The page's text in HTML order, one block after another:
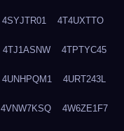
4SYJTR01 4T4UXTTO
4TJ1ASNW 4TPTYC45
4UNHPQM1 4URT243L
4VNW7KSQ 4W6ZE1F7